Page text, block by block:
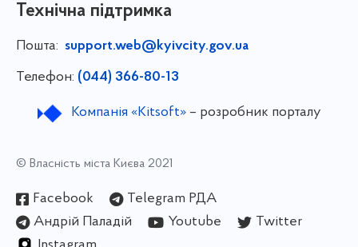
Технічна підтримка
Пошта: support.web@kyivcity.gov.ua
Телефон: (044) 366-80-13
Компанія «Kitsoft»– розробник порталу
© Власність міста Києва 2021
Facebook
Telegram РДА
Андрій Паладій
Youtube
Twitter